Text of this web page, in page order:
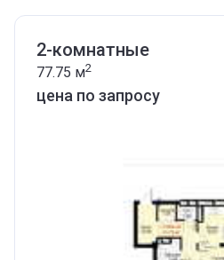
2-комнатные
77.75 м2
цена по запросу